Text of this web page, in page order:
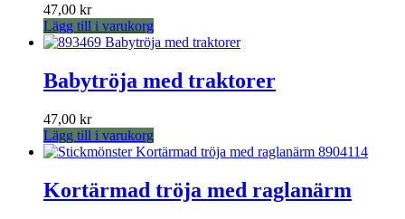
47,00 kr
Lägg till i varukorg
Babytröja med traktorer
47,00 kr
Lägg till i varukorg
Kortärmad tröja med raglanärm